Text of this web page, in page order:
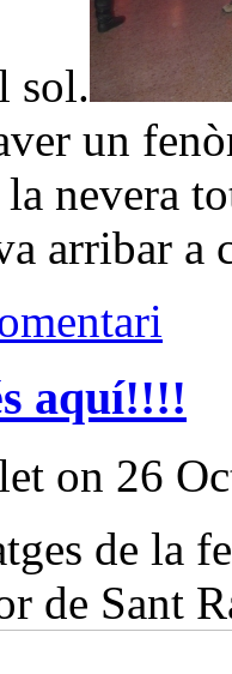
sol.
un
la nevera
arribar a
aquí!!!!
on 26
de la
de Sant